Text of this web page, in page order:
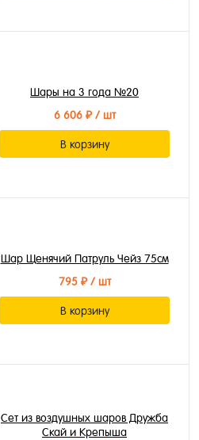
Шары на 3 года №20
6 606 ₽/ шт
В корзину
Шар Щенячий Патруль Чейз 75см
795 ₽/ шт
В корзину
Сет из воздушных шаров Дружба
Скай и Крепыша